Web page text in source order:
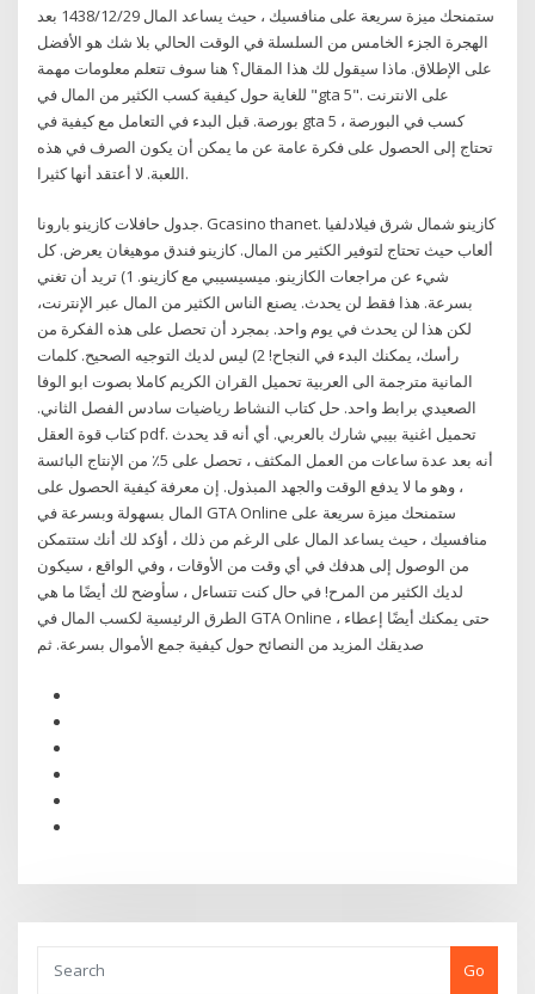
ستمنحك ميزة سريعة على منافسيك ، حيث يساعد المال 29‏‏/12‏‏/1438 بعد
الهجرة الجزء الخامس من السلسلة في الوقت الحالي بلا شك هو الأفضل
على الإطلاق. ماذا سيقول لك هذا المقال؟ هنا سوف تتعلم معلومات مهمة
للغاية حول كيفية كسب الكثير من المال في "gta 5". على الانترنت
بورصة. قبل البدء في التعامل مع كيفية في gta 5 كسب في البورصة ،
تحتاج إلى الحصول على فكرة عامة عن ما يمكن أن يكون الصرف في هذه
اللعبة. لا أعتقد أنها كثيرا.
جدول حافلات كازينو بارونا. Gcasino thanet. كازينو شمال شرق فيلادلفيا
ألعاب حيث تحتاج لتوفير الكثير من المال. كازينو فندق موهيغان يعرض. كل
شيء عن مراجعات الكازينو. ميسيسيبي مع كازينو. 1) تريد أن تغني
بسرعة. هذا فقط لن يحدث. يصنع الناس الكثير من المال عبر الإنترنت،
لكن هذا لن يحدث في يوم واحد. بمجرد أن تحصل على هذه الفكرة من
رأسك، يمكنك البدء في النجاح! 2) ليس لديك التوجيه الصحيح. كلمات
المانية مترجمة الى العربية تحميل القران الكريم كاملا بصوت ابو الوفا
الصعيدي برابط واحد. حل كتاب النشاط رياضيات سادس الفصل الثاني.
كتاب قوة العقل pdf. تحميل اغنية بيبي شارك بالعربي. أي أنه قد يحدث
أنه بعد عدة ساعات من العمل المكثف ، تحصل على 5٪ من الإنتاج البائسة
، وهو ما لا يدفع الوقت والجهد المبذول. إن معرفة كيفية الحصول على
المال بسهولة وبسرعة في GTA Online ستمنحك ميزة سريعة على
منافسيك ، حيث يساعد المال على الرغم من ذلك ، أؤكد لك أنك ستتمكن
من الوصول إلى هدفك في أي وقت من الأوقات ، وفي الواقع ، سيكون
لديك الكثير من المرح! في حال كنت تتساءل ، سأوضح لك أيضًا ما هي
الطرق الرئيسية لكسب المال في GTA Online ، حتى يمكنك أيضًا إعطاء
صديقك المزيد من النصائح حول كيفية جمع الأموال بسرعة. ثم
Go